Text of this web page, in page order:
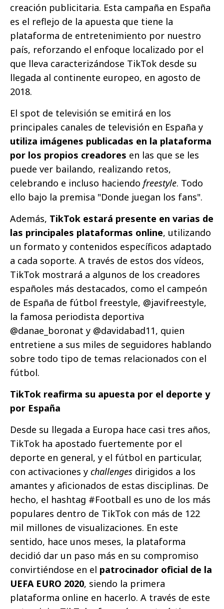
creación publicitaria. Esta campaña en España
es el reflejo de la apuesta que tiene la
plataforma de entretenimiento por nuestro
país, reforzando el enfoque localizado por el
que lleva caracterizándose TikTok desde su
llegada al continente europeo, en agosto de
2018.
El spot de televisión se emitirá en los
principales canales de televisión en España y
utiliza imágenes publicadas en la plataforma
por los propios creadores en las que se les
puede ver bailando, realizando retos,
celebrando e incluso haciendo freestyle. Todo
ello bajo la premisa "Donde juegan los fans".
Además, TikTok estará presente en varias de
las principales plataformas online, utilizando
un formato y contenidos específicos adaptado
a cada soporte. A través de estos dos vídeos,
TikTok mostrará a algunos de los creadores
españoles más destacados, como el campeón
de España de fútbol freestyle, @javifreestyle,
la famosa periodista deportiva
@danae_boronat y @davidabad11, quien
entretiene a sus miles de seguidores hablando
sobre todo tipo de temas relacionados con el
fútbol.
TikTok reafirma su apuesta por el deporte y
por España
Desde su llegada a Europa hace casi tres años,
TikTok ha apostado fuertemente por el
deporte en general, y el fútbol en particular,
con activaciones y challenges dirigidos a los
amantes y aficionados de estas disciplinas. De
hecho, el hashtag #Football es uno de los más
populares dentro de TikTok con más de 122
mil millones de visualizaciones. En este
sentido, hace unos meses, la plataforma
decidió dar un paso más en su compromiso
convirtiéndose en el patrocinador oficial de la
UEFA EURO 2020, siendo la primera
plataforma online en hacerlo. A través de este